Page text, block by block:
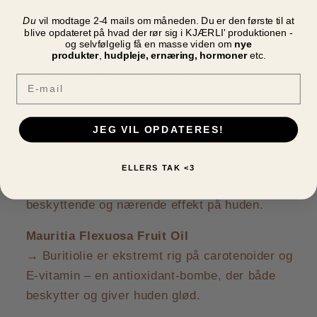
→ Vitamin B3 - Styrker hudbarriere og udjævner
hudtone + reducerer irritation
Caprylic/Capric Triglyceride
→ Let olie fra kokos som giver blødhed uden
Astrocaryum Vulgare Kernel Oil
→ Tucumãolie er især rig på laurinsyre og
beskyttende og nærende effekt på huden.
Mauritia Flexuosa Fruit Oil
→ Buritiolie er ekstremt rig på carotenoider og
E-vitamin – en antioxidant-bombe, der både
beskytter og giver huden glød.
Du vil modtage 2-4 mails om måneden. Du er den første til at
blive opdateret på hvad der rør sig i KJÆRLI' produktionen -
og selvfølgelig få en masse viden om nye
produkter, hudpleje, ernæring, hormoneretc.
Email
JEG VIL OPDATERES!
ELLERS TAK <3